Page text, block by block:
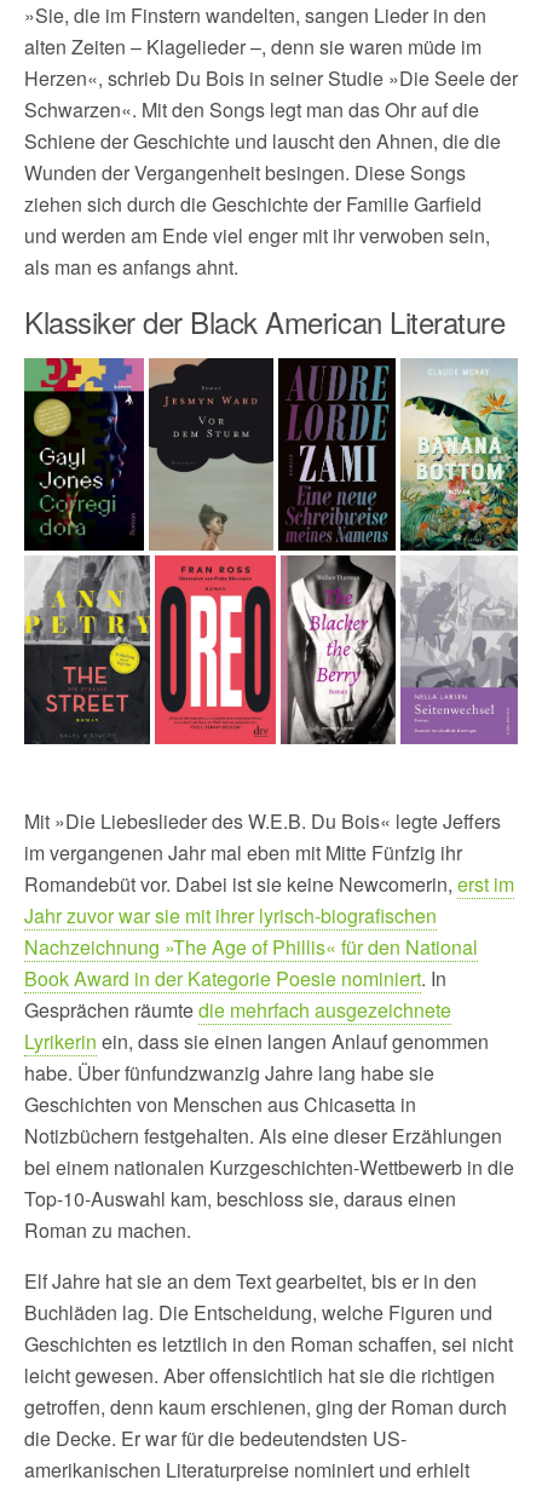
»Sie, die im Finstern wandelten, sangen Lieder in den
alten Zeiten – Klagelieder –, denn sie waren müde im
Herzen«, schrieb Du Bois in seiner Studie »Die Seele der
Schwarzen«. Mit den Songs legt man das Ohr auf die
Schiene der Geschichte und lauscht den Ahnen, die die
Wunden der Vergangenheit besingen. Diese Songs
ziehen sich durch die Geschichte der Familie Garfield
und werden am Ende viel enger mit ihr verwoben sein,
als man es anfangs ahnt.
Klassiker der Black American Literature
Mit »Die Liebeslieder des W.E.B. Du Bois« legte Jeffers
im vergangenen Jahr mal eben mit Mitte Fünfzig ihr
Romandebüt vor. Dabei ist sie keine Newcomerin, erst im
Jahr zuvor war sie mit ihrer lyrisch-biografischen
Nachzeichnung »The Age of Phillis« für den National
Book Award in der Kategorie Poesie nominiert. In
Gesprächen räumtedie mehrfach ausgezeichnete
Lyrikerin ein, dass sie einen langen Anlauf genommen
habe. Über fünfundzwanzig Jahre lang habe sie
Geschichten von Menschen aus Chicasetta in
Notizbüchern festgehalten. Als eine dieser Erzählungen
bei einem nationalen Kurzgeschichten-Wettbewerb in die
Top-10-Auswahl kam, beschloss sie, daraus einen
Roman zu machen.
Elf Jahre hat sie an dem Text gearbeitet, bis er in den
Buchläden lag. Die Entscheidung, welche Figuren und
Geschichten es letztlich in den Roman schaffen, sei nicht
leicht gewesen. Aber offensichtlich hat sie die richtigen
getroffen, denn kaum erschienen, ging der Roman durch
die Decke. Er war für die bedeutendsten US-
amerikanischen Literaturpreise nominiert und erhielt